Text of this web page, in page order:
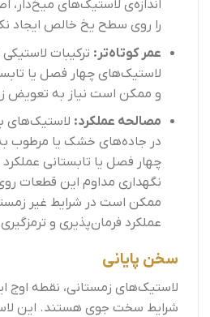
اندازه‌ی لاستیک‌های میخ‌دار،
را روی سطح یخ خالص ایجاد
عمر کوتاه‌تر: ترکیبات
لاستیک‌های چهار فصل یا
و ممکن است نیاز به تعویض
مصالحه عملکرد:
در جاده‌های خشک یا مرطوب
چهار فصل یا تابستانی
نگهداری مداوم این قطعات
ممکن است در شرایط غیر
عملکرد فرمان‌پذیری و
سخن پایانی
لاستیک‌های زمستانی، نقطه اوج
شرایط سخت جوی هستند. این